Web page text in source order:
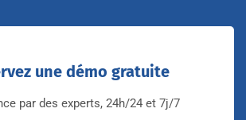
une démo gratuite
par des experts, 24h/24 et 7j/7